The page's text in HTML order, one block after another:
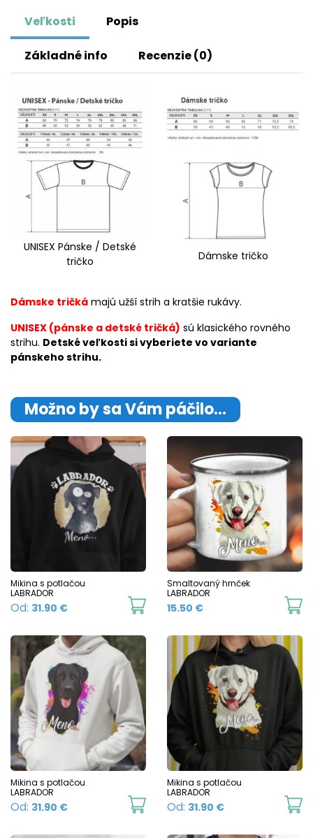
Veľkosti Popis
Základné info Recenzie (0)
UNISEX Pánske / Detské
tričko
Dámske tričko
Dámske tričká majú užší strih a kratšie rukávy.
UNISEX (pánske a detské tričká) sú klasického rovného
strihu. Detské veľkosti si vyberiete vo variante
pánskeho strihu.
Možno by sa Vám páčilo…
Mikina s potlačou
LABRADOR
Od: 31.90 €
This
has
multiple
variants.
options
may
be
chosen
on
Smaltovaný hrnček
LABRADOR
15.50 €
Mikina s potlačou
LABRADOR
Od: 31.90 €
This
Mikina s potlačou
LABRADOR
Od: 31.90 €